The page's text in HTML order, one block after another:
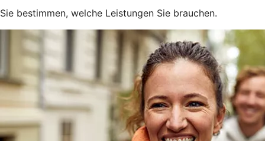
Sie bestimmen, welche Leistungen Sie brauchen.